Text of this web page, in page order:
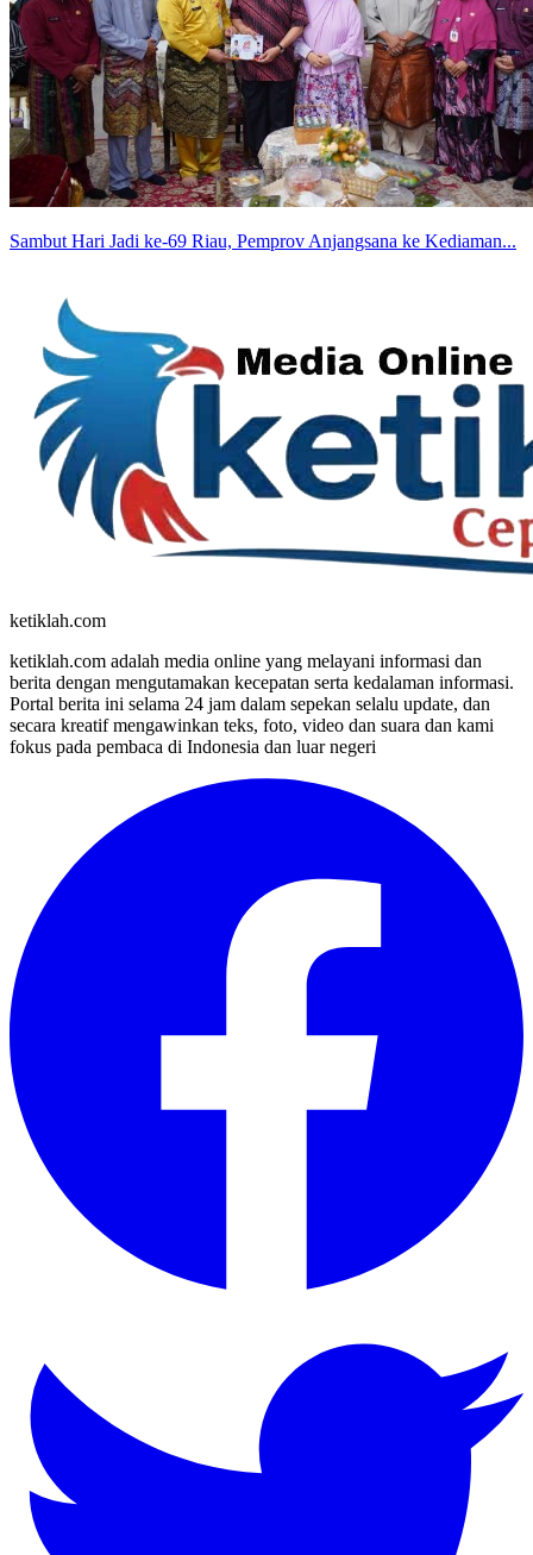
Sambut Hari Jadi ke-69 Riau, Pemprov Anjangsana ke Kediaman...
ketiklah.com
ketiklah.com adalah media online yang melayani informasi dan
berita dengan mengutamakan kecepatan serta kedalaman informasi.
Portal berita ini selama 24 jam dalam sepekan selalu update, dan
secara kreatif mengawinkan teks, foto, video dan suara dan kami
fokus pada pembaca di Indonesia dan luar negeri